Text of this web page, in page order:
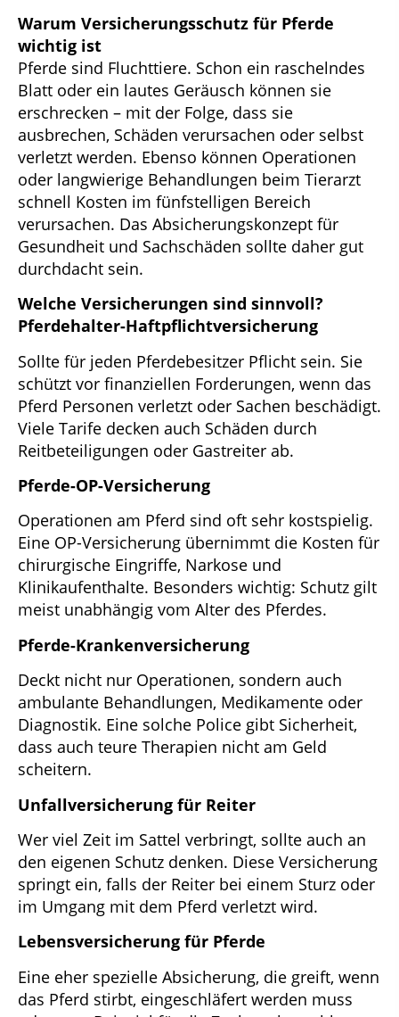
Warum Versicherungsschutz für Pferde
wichtig ist
Pferde sind Fluchttiere. Schon ein raschelndes
Blatt oder ein lautes Geräusch können sie
erschrecken – mit der Folge, dass sie
ausbrechen, Schäden verursachen oder selbst
verletzt werden. Ebenso können Operationen
oder langwierige Behandlungen beim Tierarzt
schnell Kosten im fünfstelligen Bereich
verursachen. Das Absicherungskonzept für
Gesundheit und Sachschäden sollte daher gut
durchdacht sein.
Welche Versicherungen sind sinnvoll?
Pferdehalter-Haftpflichtversicherung
Sollte für jeden Pferdebesitzer Pflicht sein. Sie
schützt vor finanziellen Forderungen, wenn das
Pferd Personen verletzt oder Sachen beschädigt.
Viele Tarife decken auch Schäden durch
Reitbeteiligungen oder Gastreiter ab.
Pferde-OP-Versicherung
Operationen am Pferd sind oft sehr kostspielig.
Eine OP-Versicherung übernimmt die Kosten für
chirurgische Eingriffe, Narkose und
Klinikaufenthalte. Besonders wichtig: Schutz gilt
meist unabhängig vom Alter des Pferdes.
Pferde-Krankenversicherung
Deckt nicht nur Operationen, sondern auch
ambulante Behandlungen, Medikamente oder
Diagnostik. Eine solche Police gibt Sicherheit,
dass auch teure Therapien nicht am Geld
scheitern.
Unfallversicherung für Reiter
Wer viel Zeit im Sattel verbringt, sollte auch an
den eigenen Schutz denken. Diese Versicherung
springt ein, falls der Reiter bei einem Sturz oder
im Umgang mit dem Pferd verletzt wird.
Lebensversicherung für Pferde
Eine eher spezielle Absicherung, die greift, wenn
das Pferd stirbt, eingeschläfert werden muss